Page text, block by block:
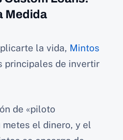
Medida
la vida, Mintos
principales de invertir
de «piloto
metes el dinero, y el